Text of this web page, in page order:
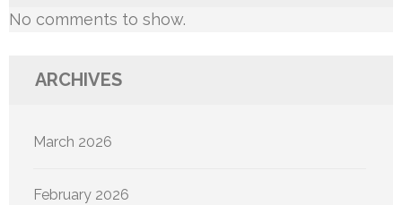
No comments to show.
ARCHIVES
March 2026
February 2026